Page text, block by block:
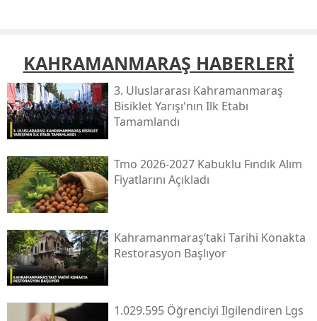
KAHRAMANMARAŞ HABERLERİ
3. Uluslararası Kahramanmaraş
Bisiklet Yarışı'nın Ilk Etabı
Tamamlandı
Tmo 2026-2027 Kabuklu Fındık Alım
Fiyatlarını Açıkladı
Kahramanmaraş’taki Tarihi Konakta
Restorasyon Başlıyor
1.029.595 Öğrenciyi Ilgilendiren Lgs